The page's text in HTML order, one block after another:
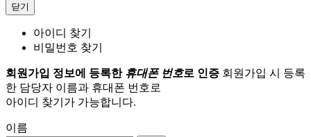
닫기
아이디 찾기
비밀번호 찾기
회원가입 정보에 등록한 휴대폰 번호로 인증 회원가입 시 등록
한 담당자 이름과 휴대폰 번호로
아이디 찾기가 가능합니다.
이름